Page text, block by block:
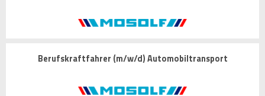
Berufskraftfahrer (m/w/d) Automobiltransport